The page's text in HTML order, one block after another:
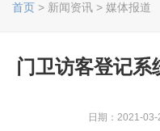
首页 > 新闻资讯 > 媒体报道
门卫访客登记系
日期：2021-